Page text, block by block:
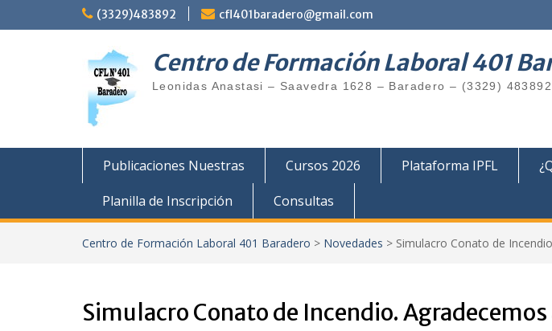
(3329)483892 cfl401baradero@gmail.com
Centro de Formación Laboral 401
Leonidas Anastasi – Saavedra 1628 – Baradero – (3329) 483892
Publicaciones Nuestras Cursos 2026 Plataforma IPFL
Planilla de Inscripción
Consultas
Centro de Formación Laboral 401 Baradero > Novedades > Simulacro Conato de
Simulacro Conato de Incendio. Agradecemos